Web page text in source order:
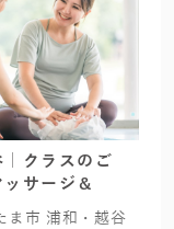
クラスのご
サージ＆
ま市 浦和・越谷